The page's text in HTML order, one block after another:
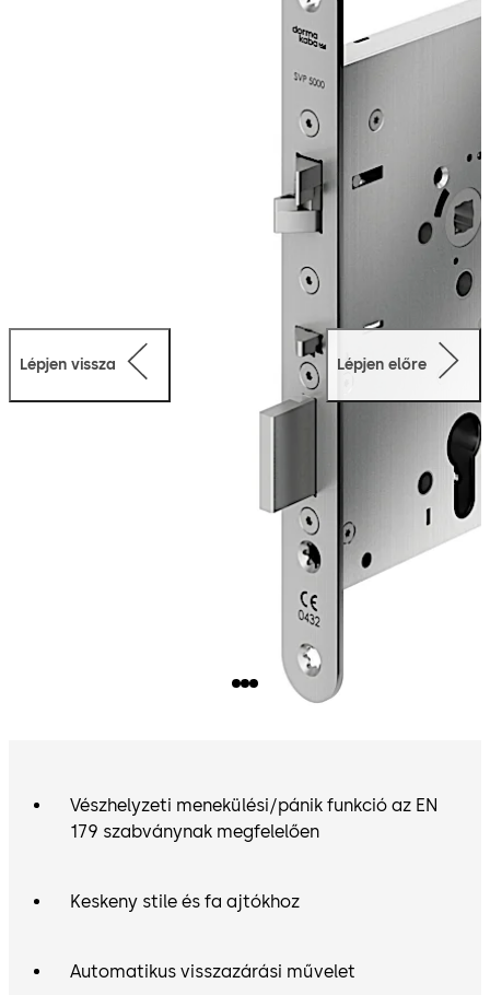
belökés elleni védelme két-pontos záródást és
megnövelt biztonságot biztosít. Ugyanakkor a
vészkijárati funkció azt jelenti, hogy az ajtó bármikor
nyitható a kijárat irányában az ajtókilincs egyszerű
lenyomásával. Az ajtó mechanikus nyitása szintén
biztosított bármikor kívülről az europrofilhoz vagy kerek
Lépjen vissza Lépjen előre
Vészhelyzeti menekülési/pánik funkció az EN
179 szabványnak megfelelően
Keskeny stile és fa ajtókhoz
Automatikus visszazárási művelet